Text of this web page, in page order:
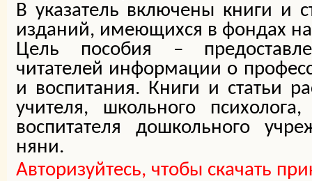
В указатель включены книги и
изданий, имеющихся в фондах
Цель пособия –
читателей информации о
и воспитания. Книги и статьи
учителя, школьного психолога,
воспитателя дошкольного
няни.
Авторизуйтесь, чтобы скачать